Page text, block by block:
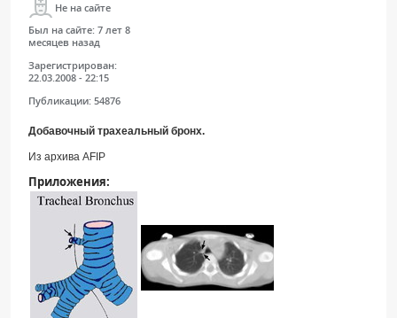
Не на сайте
Был на сайте: 7 лет 8
месяцев назад
Зарегистрирован:
22.03.2008 - 22:15
Публикации: 54876
Добавочный трахеальный бронх.
Из архива AFIP
Приложения: